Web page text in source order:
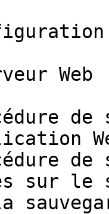
Web
de
de
sur